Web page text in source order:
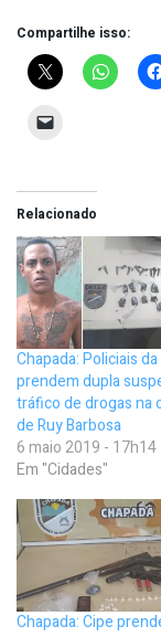
Compartilhe isso:
Relacionado
Chapada: Policiais
prendem dupla
tráfico de drogas na
de Ruy Barbosa
6 maio 2019 - 17h14
Em "Cidades"
Chapada: Cipe